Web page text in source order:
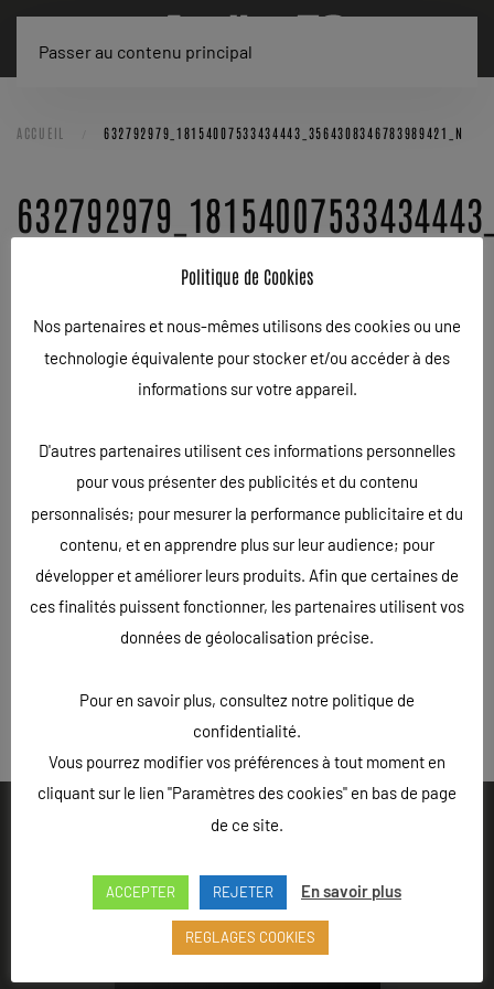
Passer au contenu principal
ACCUEIL 632792979_18154007533434443_3564308346783989421_N
ÉCRIT LE 22/02/2026
« Précédent
Ouvert du lundi au vendredi de 9h à 18h - Rue Louis Lepître,
Hôtel des entreprises, 52200 LANGRES
Politique de Cookies
Nos partenaires et nous-mêmes utilisons des cookies ou une
technologie équivalente pour stocker et/ou accéder à des
informations sur votre appareil.
D'autres partenaires utilisent ces informations personnelles
pour vous présenter des publicités et du contenu
personnalisés; pour mesurer la performance publicitaire et du
contenu, et en apprendre plus sur leur audience; pour
développer et améliorer leurs produits. Afin que certaines de
ces finalités puissent fonctionner, les partenaires utilisent vos
données de géolocalisation précise.
Pour en savoir plus, consultez notre politique de
confidentialité.
Vous pourrez modifier vos préférences à tout moment en
cliquant sur le lien "Paramètres des cookies" en bas de page
de ce site.
ACCEPTER REJETER En savoir plus
REGLAGES COOKIES